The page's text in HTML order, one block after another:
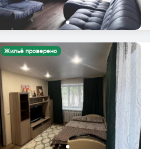
Жильё проверено